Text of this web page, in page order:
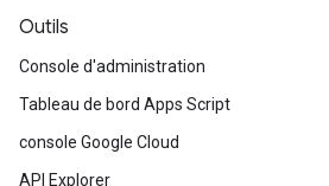
Outils
Console d'administration
Tableau de bord Apps Script
console Google Cloud
API Explorer